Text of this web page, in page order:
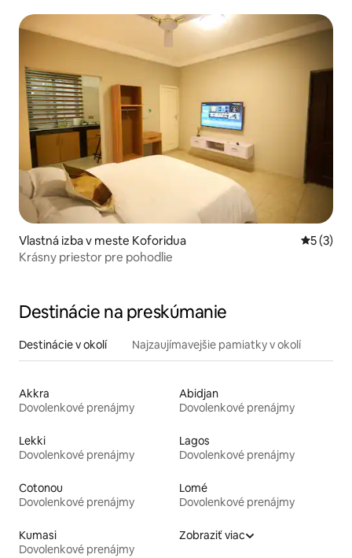
Vlastná izba v meste Koforidua
5 (3)
Krásny priestor pre pohodlie
Destinácie na preskúmanie
Destinácie v okolí Najzaujímavejšie pamiatky v okolí
Akkra
Dovolenkové prenájmy
Abidjan
Dovolenkové prenájmy
Lekki
Dovolenkové prenájmy
Lagos
Dovolenkové prenájmy
Cotonou
Dovolenkové prenájmy
Lomé
Dovolenkové prenájmy
Kumasi
Dovolenkové prenájmy
Zobraziť viac